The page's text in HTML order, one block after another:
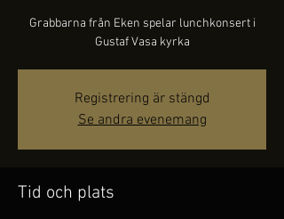
Grabbarna från Eken spelar lunchkonsert i
Gustaf Vasa kyrka
Registrering är stängd
Se andra evenemang
Tid och plats